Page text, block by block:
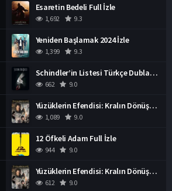
Esaretin Bedeli Full İzle
1,692 9.3
Yeniden Başlamak 2024 İzle
1,399 9.3
Schindler’in Listesi Türkçe Dublaj İzle
662 9.0
Yüzüklerin Efendisi: Kralın Dönüşü İzle
1,089 9.0
12 Öfkeli Adam Full İzle
944 9.0
Yüzüklerin Efendisi: Kralın Dönüşü İzle
612 9.0